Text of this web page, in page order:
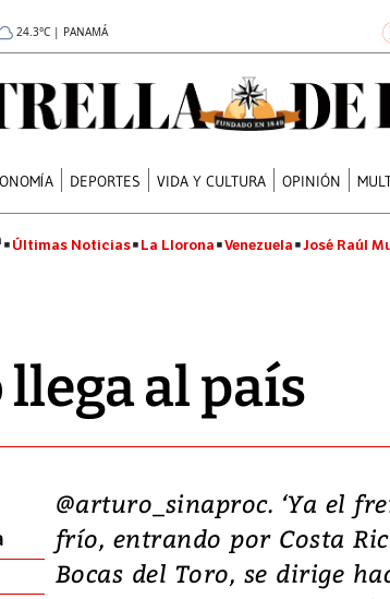
24.3°C | PANAMÁ
DEPORTES VIDA Y CULTURA OPINIÓN
Últimas Noticias La Llorona Venezuela José Raúl
al país
@arturo_sinaproc. ‘Ya el
frío, entrando por Costa
Bocas del Toro, se dirige
Video: Lula lanza su
candidatura con
promesas de